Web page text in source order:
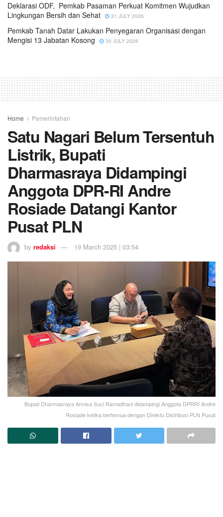
Deklarasi ODF, Pemkab Pasaman Perkuat Komitmen Wujudkan
Lingkungan Bersih dan Sehat
31 JULY 2026
Pemkab Tanah Datar Lakukan Penyegaran Organisasi dengan
Mengisi 13 Jabatan Kosong
30 JULY 2026
Home Pemerintahan
Satu Nagari Belum Tersentuh
Listrik, Bupati
Dharmasraya Didampingi
Anggota DPR-RI Andre
Rosiade Datangi Kantor
Pusat PLN
by redaksi 19 March 2025 | 03:54
Bupati Dharmasraya Annisa Suci Ramadhani didampingi Anggota DPRRI Andre
Rosiade ketika bertemua dengan Direktu Distribusi PLN Pusat